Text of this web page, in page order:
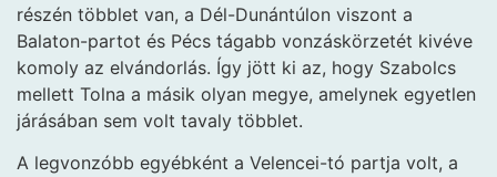
részén többlet van, a Dél-Dunántúlon viszont a
Balaton-partot és Pécs tágabb vonzáskörzetét kivéve
komoly az elvándorlás. Így jött ki az, hogy Szabolcs
mellett Tolna a másik olyan megye, amelynek egyetlen
járásában sem volt tavaly többlet.
A legvonzóbb egyébként a Velencei-tó partja volt, a